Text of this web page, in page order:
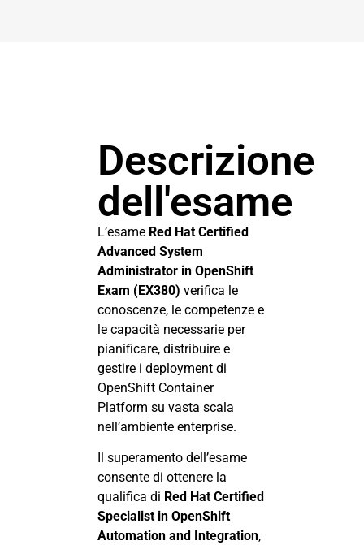
Descrizione
dell'esame
L’esame Red Hat Certified
Advanced System
Administrator in OpenShift
Exam (EX380) verifica le
conoscenze, le competenze e
le capacità necessarie per
pianificare, distribuire e
gestire i deployment di
OpenShift Container
Platform su vasta scala
nell’ambiente enterprise.
Il superamento dell’esame
consente di ottenere la
qualifica di Red Hat Certified
Specialist in OpenShift
Automation and Integration,